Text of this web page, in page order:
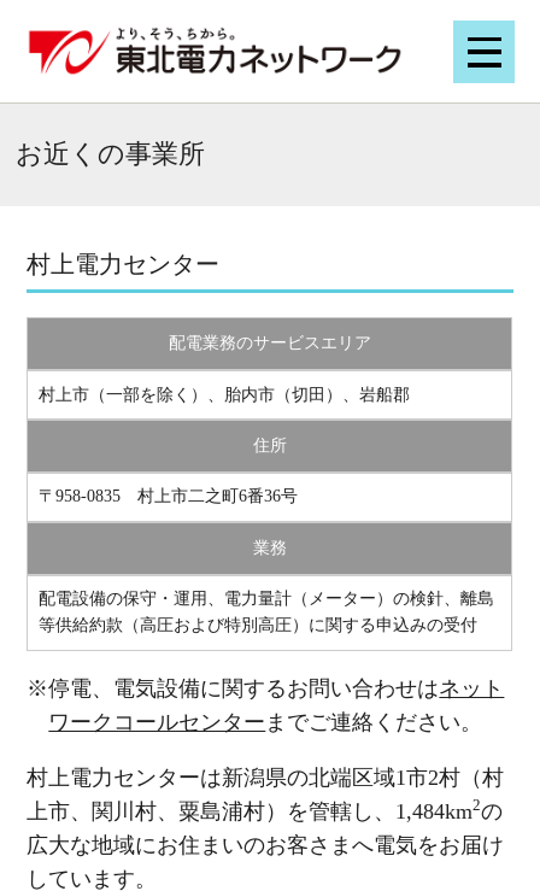
お近くの事業所
村上電力センター
配電業務のサービスエリア
村上市（一部を除く）、胎内市（切田）、岩船郡
住所
〒958-0835 村上市二之町6番36号
業務
配電設備の保守・運用、電力量計（メーター）の検針、離島
等供給約款（高圧および特別高圧）に関する申込みの受付
※停電、電気設備に関するお問い合わせはネット
ワークコールセンター までご連絡ください。
村上電力センターは新潟県の北端区域1市2村（村
上市、関川村、粟島浦村）を管轄し、1,484km2の
広大な地域にお住まいのお客さまへ電気をお届け
しています。